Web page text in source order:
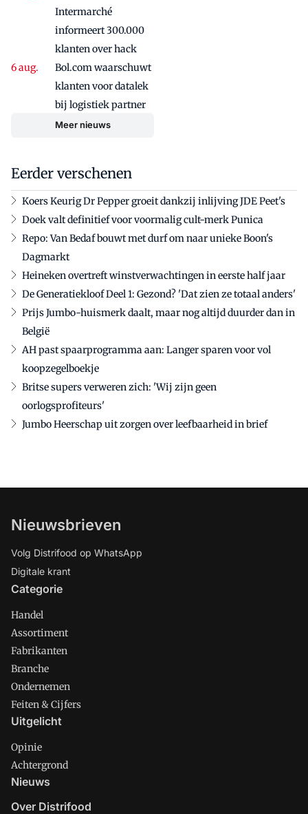
Intermarché
informeert 300.000
klanten over hack
Bol.com waarschuwt
klanten voor datalek
bij logistiek partner
Meer nieuws
Eerder verschenen
Koers Keurig Dr Pepper groeit dankzij inlijving JDE Peet's
Doek valt definitief voor voormalig cult-merk Punica
Repo: Van Bedaf bouwt met durf om naar unieke Boon's
Dagmarkt
Heineken overtreft winstverwachtingen in eerste half jaar
De Generatiekloof Deel 1: Gezond? 'Dat zien ze totaal anders'
Prijs Jumbo-huismerk daalt, maar nog altijd duurder dan in
België
AH past spaarprogramma aan: Langer sparen voor vol
koopzegelboekje
Britse supers verweren zich: 'Wij zijn geen
oorlogsprofiteurs'
Jumbo Heerschap uit zorgen over leefbaarheid in brief
Nieuwsbrieven
Volg Distrifood op WhatsApp
Digitale krant
Categorie
Handel
Assortiment
Fabrikanten
Branche
Ondernemen
Feiten & Cijfers
Uitgelicht
Opinie
Achtergrond
Nieuws
Over Distrifood